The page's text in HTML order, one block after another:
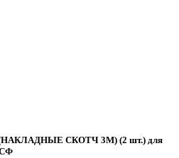
(НАКЛАДНЫЕ СКОТЧ 3М) (2 шт.) для